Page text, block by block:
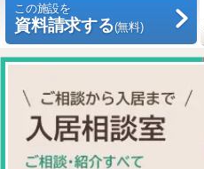
この施設を
資料請求する(無料)